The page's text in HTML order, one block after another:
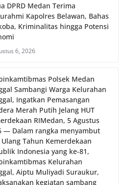
DPRD Medan Terima
Kapolres Belawan, Bahas
Kriminalitas hingga Potensi
6, 2026
Polsek Medan
Sambangi Warga Kelurahan
Ingatkan Pemasangan
Merah Putih Jelang HUT
RI‎‎Medan, 5 Agustus
— Dalam rangka menyambut
Tahun Kemerdekaan
Indonesia yang ke-81,
Kelurahan
Aiptu Muliyadi Suraukur,
kegiatan sambang